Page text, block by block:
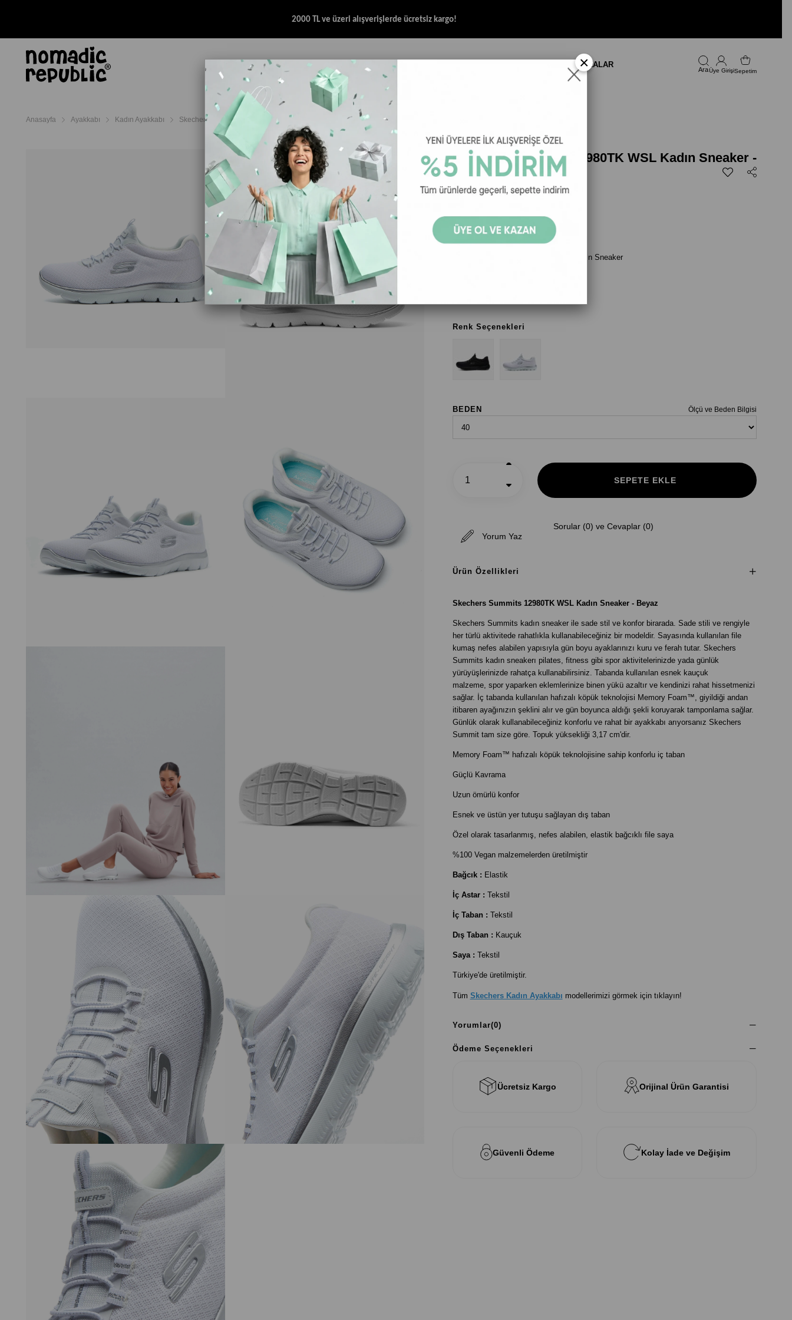
2000 TL ve üzeri alışverişlerde ücretsiz kargo!
AYAKKABI TERLİK & SANDALET AKSESUAR HALAT & İP SANDALET MARKALAR
Üye GirişiSepetim
Anasayfa Ayakkabı Kadın Ayakkabı Skechers Kadın Ayakkabı Skechers Summits 12980TK WSL Kadın Sneaker - Beyaz
Skechers Summits 12980TK WSL Kadın Sneaker -
Beyaz
Skechers Summits 12980TK WSL Kadın Sneaker
Renk Seçenekleri
Ölçü ve Beden Bilgisi
BEDEN
Yorum Yaz
Sorular (0) ve Cevaplar (0)
Ürün Özellikleri
Skechers Summits 12980TK WSL Kadın Sneaker - Beyaz
Skechers Summits kadın sneaker ile sade stil ve konfor birarada. Sade stili ve rengiyle
her türlü aktivitede rahatlıkla kullanabileceğiniz bir modeldir. Sayasında kullanılan file
kumaş nefes alabilen yapısıyla gün boyu ayaklarınızı kuru ve ferah tutar. Skechers
Summits kadın sneakerı pilates, fitness gibi spor aktivitelerinizde yada günlük
yürüyüşlerinizde rahatça kullanabilirsiniz. Tabanda kullanılan esnek kauçuk
malzeme, spor yaparken eklemlerinize binen yükü azaltır ve kendinizi rahat hissetmenizi
sağlar. İç tabanda kullanılan hafızalı köpük teknolojisi Memory Foam™, giyildiği andan
itibaren ayağınızın şeklini alır ve gün boyunca aldığı şekli koruyarak tamponlama sağlar.
Günlük olarak kullanabileceğiniz konforlu ve rahat bir ayakkabı arıyorsanız Skechers
Summit tam size göre. Topuk yüksekliği 3,17 cm'dir.
Memory Foam™ hafızalı köpük teknolojisine sahip konforlu iç taban
Güçlü Kavrama
Uzun ömürlü konfor
Esnek ve üstün yer tutuşu sağlayan dış taban
Özel olarak tasarlanmış, nefes alabilen, elastik bağcıklı file saya
%100 Vegan malzemelerden üretilmiştir
Bağcık : Elastik
İç Astar : Tekstil
İç Taban : Tekstil
Dış Taban : Kauçuk
Saya : Tekstil
Türkiye'de üretilmiştir.
Tüm Skechers Kadın Ayakkabı modellerimizi görmek için tıklayın!
Yorumlar(0)
Ödeme Seçenekleri
Ücretsiz Kargo Orijinal Ürün Garantisi
Güvenli Ödeme Kolay İade ve Değişim
×